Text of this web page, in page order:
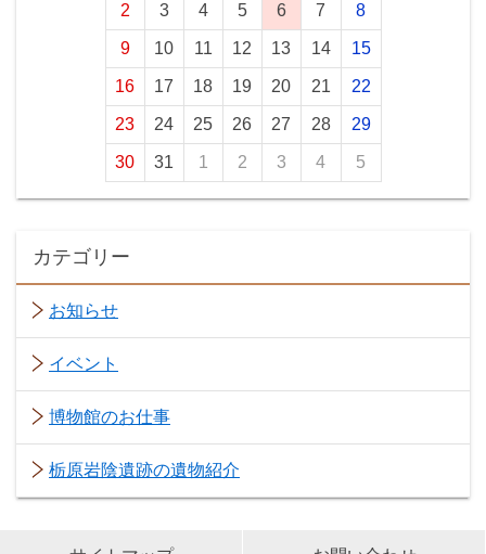
2 3 4 5 6 7 8
9 10 11 12 13 14 15
16 17 18 19 20 21 22
23 24 25 26 27 28 29
30 31 1 2 3 4 5
カテゴリー
お知らせ
イベント
博物館のお仕事
栃原岩陰遺跡の遺物紹介